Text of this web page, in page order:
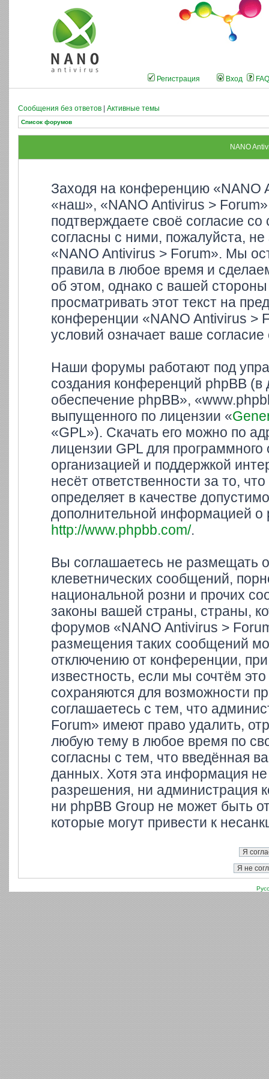
Регистрация Вход FAQ
Сообщения без ответов Активные темы
Список форумов
NANO
Заходя на конференцию
«наш», «NANO Antivirus >
подтверждаете своё согласие
согласны с ними, пожалуйста,
«NANO Antivirus > Forum». Мы
правила в любое время и
об этом, однако с вашей
просматривать этот текст на
конференции «NANO Antivirus >
условий означает ваше
Наши форумы работают под
создания конференций phpBB
обеспечение phpBB»,
выпущенного по лицензии «
«GPL»). Скачать его можно по
лицензии GPL для
организацией и поддержкой
несёт ответственности за то,
определяет в качестве
дополнительной информацией о
http://www.phpbb.com/.
Вы соглашаетесь не размещать
клеветнических сообщений,
национальной розни и прочих
законы вашей страны, страны,
форумов «NANO Antivirus >
размещения таких сообщений
отключению от конференции,
известность, если мы сочтём
сохраняются для возможности
соглашаетесь с тем, что
Forum» имеют право удалить,
любую тему в любое время по
согласны с тем, что введённая
данных. Хотя эта информация
разрешения, ни администрация
ни phpBB Group не может быть
которые могут привести к